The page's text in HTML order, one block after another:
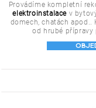
Provádíme kompletní
elektroinstalace v
domech, chatách
od hrubé přípravy